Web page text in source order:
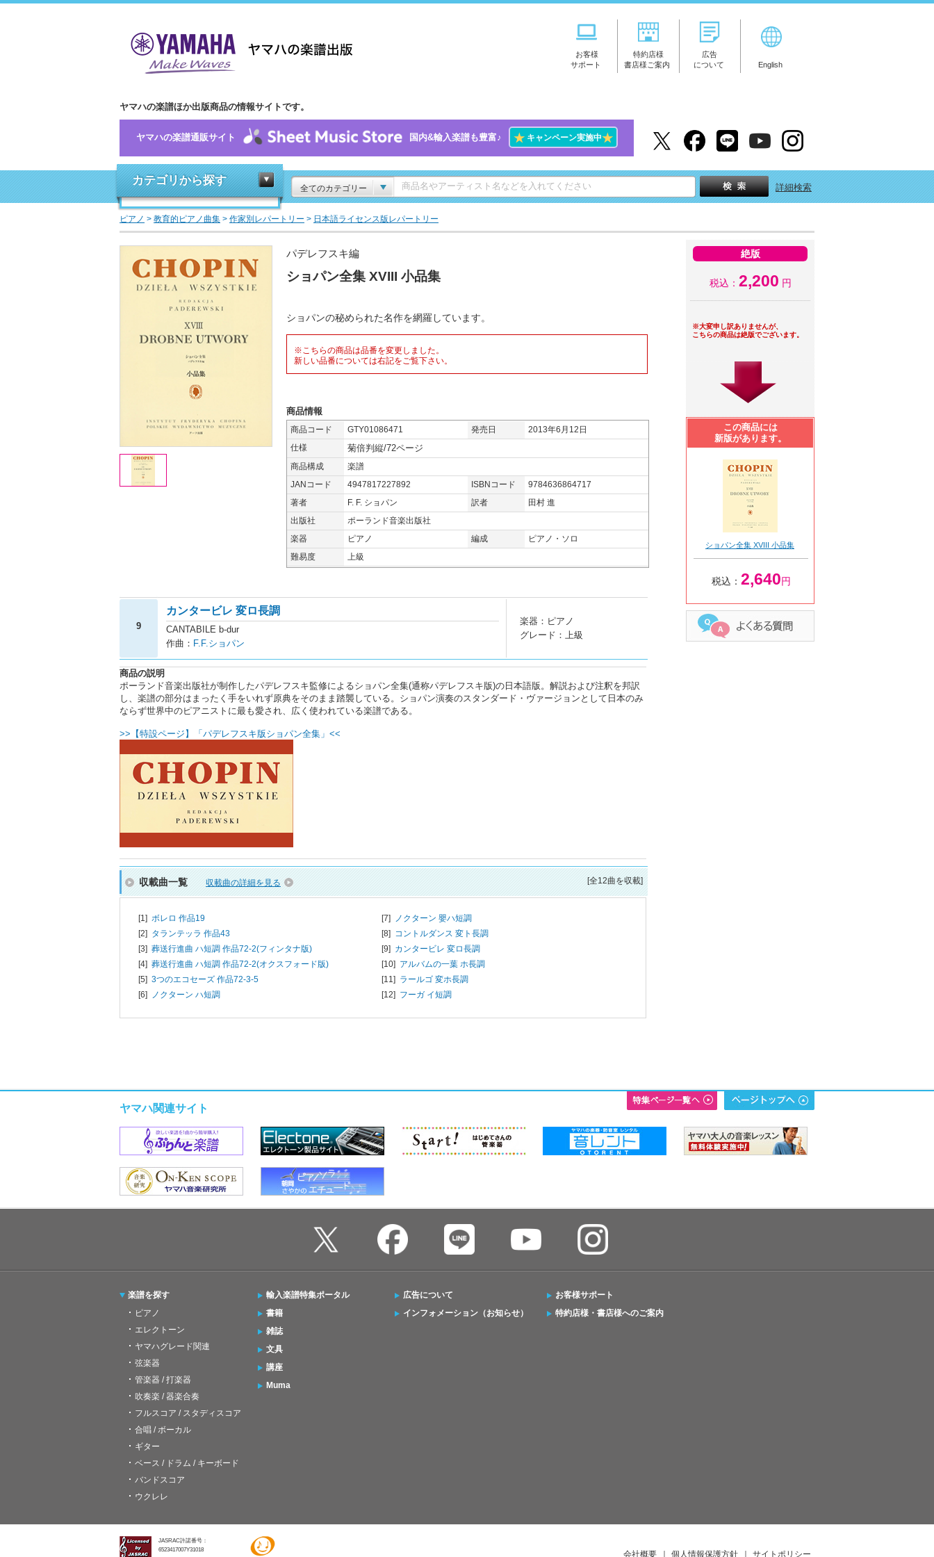
お客様
サポート
特約店様
書店様ご案内
広告
について
English
ヤマハの楽譜ほか出版商品の情報サイトです。
ヤマハの楽譜通販サイト 国内&輸入楽譜も豊富♪ ★キャンペーン実施中★
カテゴリから探す
全てのカテゴリー 詳細検索
ピアノ > 教育的ピアノ曲集 > 作家別レパートリー > 日本語ライセンス版レパートリー
パデレフスキ編
ショパン全集 XVIII 小品集
ショパンの秘められた名作を網羅しています。
※こちらの商品は品番を変更しました。
新しい品番については右記をご覧下さい。
商品情報
商品コード GTY01086471 発売日
2013年6月12日
仕様
菊倍判縦/72ページ
商品構成
楽譜
JANコード
4947817227892 ISBNコード
9784636864717
著者
F. F. ショパン 訳者
田村 進
出版社
ポーランド音楽出版社
楽器
ピアノ 編成
ピアノ・ソロ
難易度
上級
9
カンタービレ 変ロ長調
CANTABILE b-dur
作曲： F.F.ショパン
楽器：ピアノ
グレード：上級
商品の説明
ポーランド音楽出版社が制作したパデレフスキ監修によるショパン全集(通称パデレフスキ版)の日本語版。解説および注釈を邦訳
し、楽譜の部分はまったく手をいれず原典をそのまま踏襲している。ショパン演奏のスタンダード・ヴァージョンとして日本のみ
ならず世界中のピアニストに最も愛され、広く使われている楽譜である。
>>【特設ページ】「パデレフスキ版ショパン全集」<<
収載曲一覧 収載曲の詳細を見る [全12曲を収載]
[1] ボレロ 作品19
[2] タランテッラ 作品43
[3] 葬送行進曲 ハ短調 作品72-2(フィンタナ版)
[4] 葬送行進曲 ハ短調 作品72-2(オクスフォード版)
[5] 3つのエコセーズ 作品72-3-5
[6]
ノクターン ハ短調
[7]
ノクターン 嬰ハ短調
[8] コントルダンス 変ト長調
[9] カンタービレ 変ロ長調
[10] アルバムの一葉 ホ長調
[11] ラールゴ 変ホ長調
[12] フーガ イ短調
絶版
税込： 2,200 円
※大変申し訳ありませんが、
こちらの商品は絶版でございます。
この商品には
新版があります。
ショパン全集 XVIII 小品集
税込： 2,640円
ヤマハ関連サイト
楽譜を探す
ピアノ
エレクトーン
ヤマハグレード関連
弦楽器
管楽器 / 打楽器
吹奏楽 / 器楽合奏
フルスコア / スタディスコア
合唱 / ボーカル
ギター
ベース / ドラム / キーボード
バンドスコア
ウクレレ
輸入楽譜特集ポータル
書籍
雑誌
文具
講座
Muma
広告について
インフォメーション（お知らせ）
お客様サポート
特約店様・書店様へのご案内
JASRAC許諾番号：
6523417007Y31018
会社概要 個人情報保護方針 サイトポリシー